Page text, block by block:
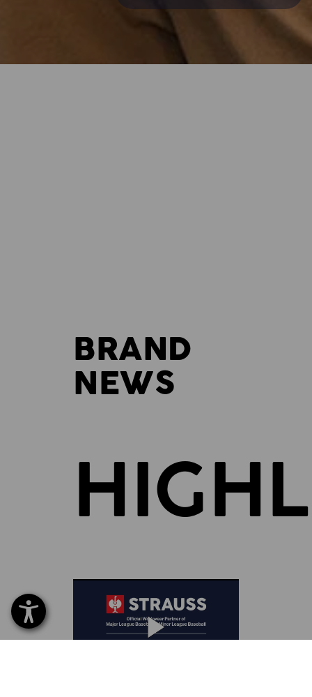
BRAND
NEWS